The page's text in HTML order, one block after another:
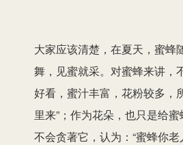
大家应该清楚，在夏天，蜜蜂
舞，见蜜就采。对蜜蜂来讲，
好看，蜜汁丰富，花粉较多，
里来”；作为花朵，也只是给
不会贪著它，认为：“蜜蜂你